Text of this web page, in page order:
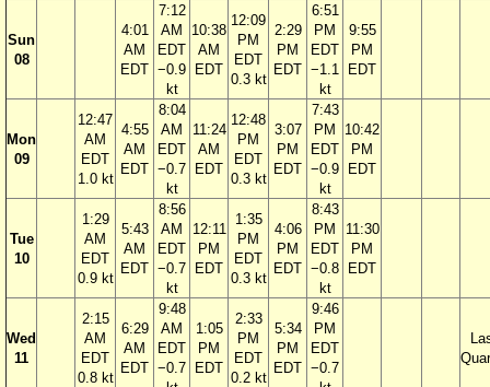
Sun
08
4:01
AM
EDT
7:12
AM
EDT
−0.9
kt
10:38
AM
EDT
12:09
PM
EDT
0.3 kt
2:29
PM
EDT
6:51
PM
EDT
−1.1
kt
9:55
PM
EDT
Mon
09
12:47
AM
EDT
1.0 kt
4:55
AM
EDT
8:04
AM
EDT
−0.7
kt
11:24
AM
EDT
12:48
PM
EDT
0.3 kt
3:07
PM
EDT
7:43
PM
EDT
−0.9
kt
10:42
PM
EDT
Tue
10
1:29
AM
EDT
0.9 kt
5:43
AM
EDT
8:56
AM
EDT
−0.7
kt
12:11
PM
EDT
1:35
PM
EDT
0.3 kt
4:06
PM
EDT
8:43
PM
EDT
−0.8
kt
11:30
PM
EDT
Wed
11
2:15
AM
EDT
0.8 kt
6:29
AM
EDT
9:48
AM
EDT
−0.7
1:05
PM
EDT
2:33
PM
EDT
0.2 kt
5:34
PM
EDT
9:46
PM
EDT
−0.7